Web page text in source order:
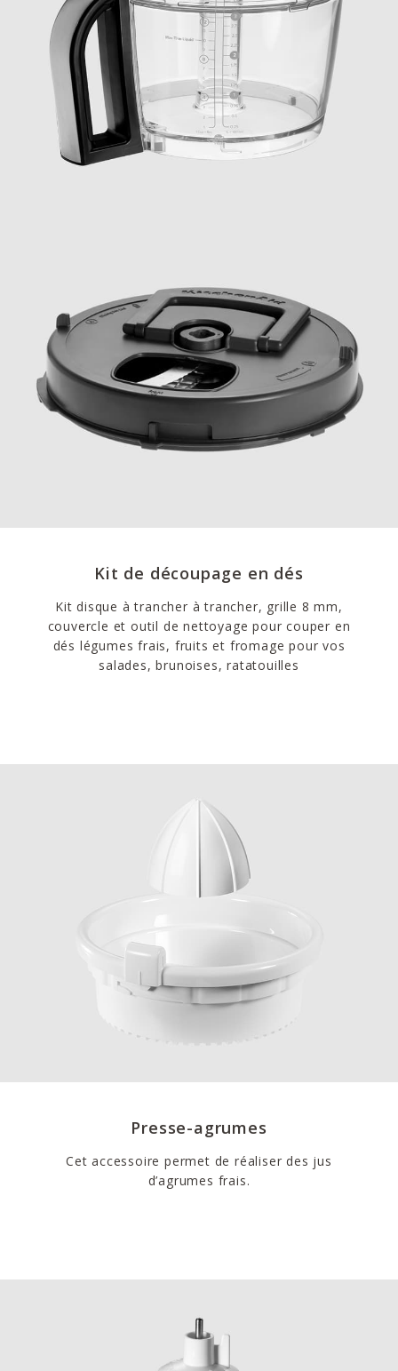
Kit de découpage en dés
Kit disque à trancher à trancher, grille 8 mm,
couvercle et outil de nettoyage pour couper en
dés légumes frais, fruits et fromage pour vos
salades, brunoises, ratatouilles
Presse-agrumes
Cet accessoire permet de réaliser des jus
d’agrumes frais.